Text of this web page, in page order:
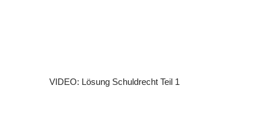
VIDEO: Lösung Schuldrecht Teil 1